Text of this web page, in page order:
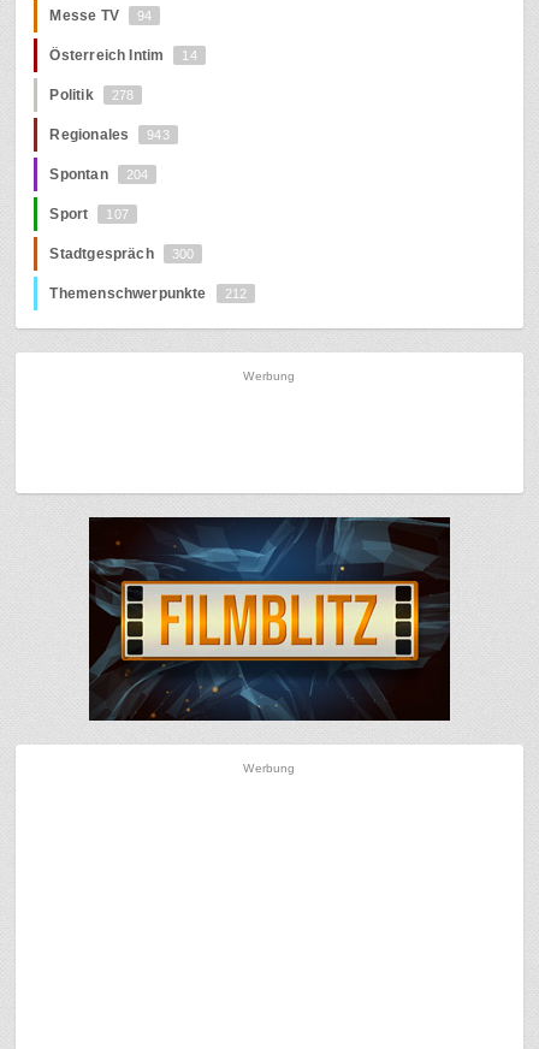
Messe TV 94
Österreich Intim 14
Politik 278
Regionales 943
Spontan 204
Sport 107
Stadtgespräch 300
Themenschwerpunkte 212
Werbung
Werbung